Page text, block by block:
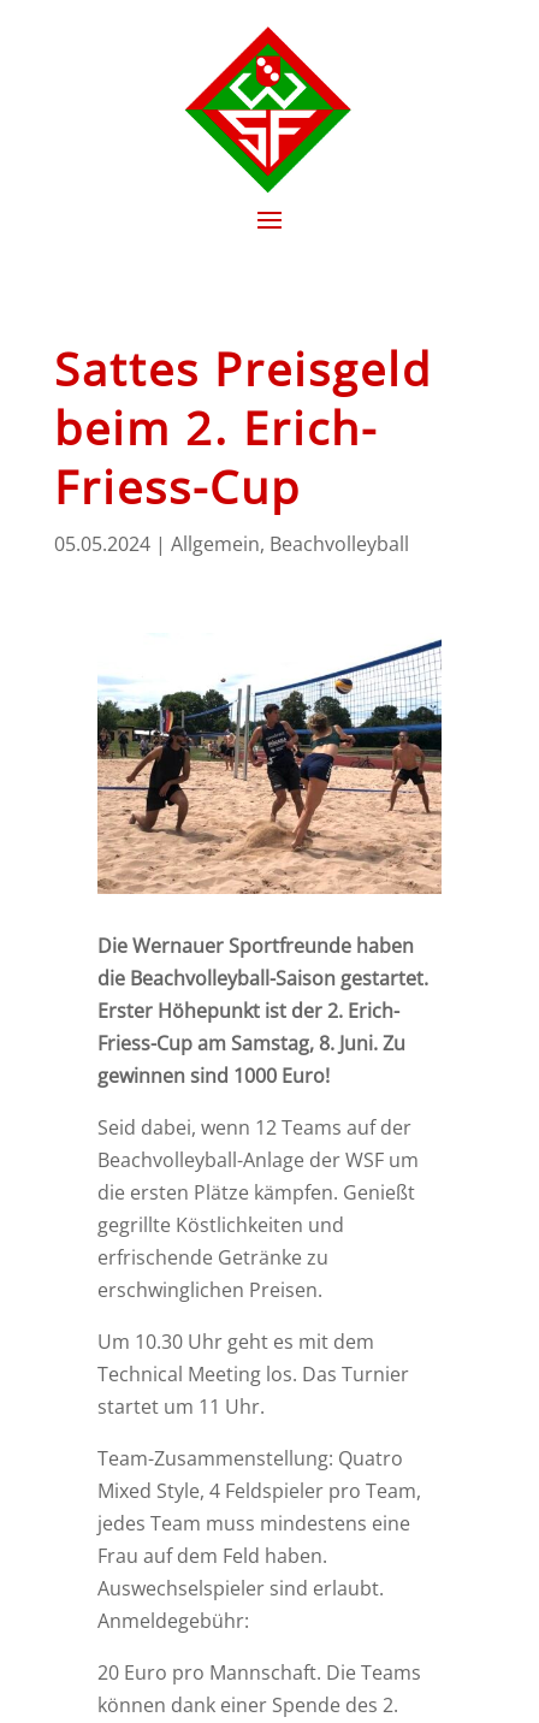
Sattes Preisgeld
beim 2. Erich-
Friess-Cup
05.05.2024| Allgemein, Beachvolleyball
Die Wernauer Sportfreunde haben
die Beachvolleyball-Saison gestartet.
Erster Höhepunkt ist der 2. Erich-
Friess-Cup am Samstag, 8. Juni. Zu
gewinnen sind 1000 Euro!
Seid dabei, wenn 12 Teams auf der
Beachvolleyball-Anlage der WSF um
die ersten Plätze kämpfen. Genießt
gegrillte Köstlichkeiten und
erfrischende Getränke zu
erschwinglichen Preisen.
Um 10.30 Uhr geht es mit dem
Technical Meeting los. Das Turnier
startet um 11 Uhr.
Team-Zusammenstellung: Quatro
Mixed Style, 4 Feldspieler pro Team,
jedes Team muss mindestens eine
Frau auf dem Feld haben.
Auswechselspieler sind erlaubt.
Anmeldegebühr:
20 Euro pro Mannschaft. Die Teams
können dank einer Spende des 2.